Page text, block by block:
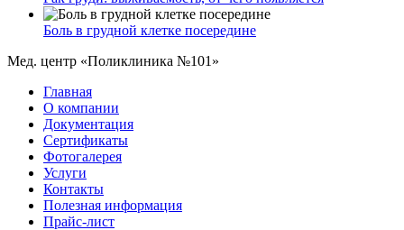
Боль в грудной клетке посередине
Мед. центр «Поликлиника №101»
Главная
О компании
Документация
Сертификаты
Фотогалерея
Услуги
Контакты
Полезная информация
Прайс-лист